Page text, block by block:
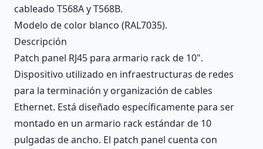
cableado T568A y T568B.
Modelo de color blanco (RAL7035).
Descripción
Patch panel RJ45 para armario rack de 10".
Dispositivo utilizado en infraestructuras de redes
para la terminación y organización de cables
Ethernet. Está diseñado específicamente para ser
montado en un armario rack estándar de 10
pulgadas de ancho. El patch panel cuenta con